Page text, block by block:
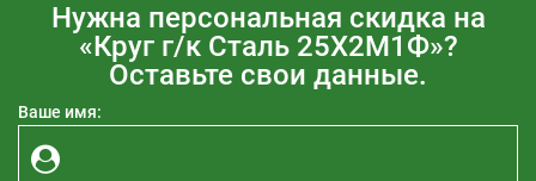
Нужна персональная скидка на
«Круг г/к Сталь 25Х2М1Ф»?
Оставьте свои данные.
Ваше имя: